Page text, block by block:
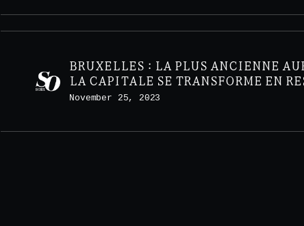
BRUXELLES : LA PLUS ANCIENNE
LA CAPITALE SE TRANSFORME EN
CONFIDENTIEL
November 25, 2023